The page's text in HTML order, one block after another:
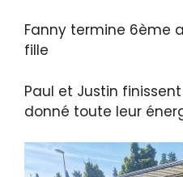
Fanny termine 6ème
fille
Paul et Justin
donné toute leur